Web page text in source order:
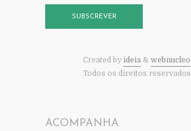
SUBSCREVER
Created by ideia & webnucleo
Todos os direitos reservados
ACOMPANHA